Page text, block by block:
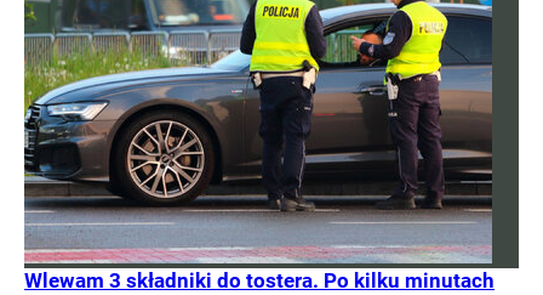
Wlewam 3 składniki do tostera. Po kilku minutach